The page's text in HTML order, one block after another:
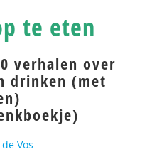
te eten
verhalen over
drinken (met
Vos